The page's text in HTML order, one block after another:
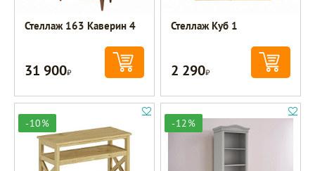
Стеллаж 163 Каверин 4
31 900Р
Стеллаж Куб 1
2 290Р
-10% -12%